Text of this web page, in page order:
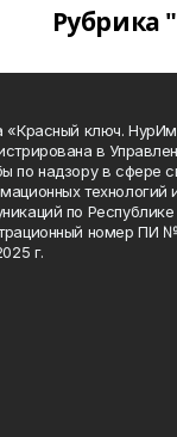
Рубрика
«Красный ключ.
в
по надзору в сфере
технологий
по
номер ПИ
г.